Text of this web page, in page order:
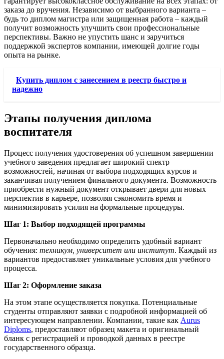
заказа до вручения. Независимо от выбранного варианта –
будь то диплом магистра или защищенная работа – каждый
получит возможность улучшить свои профессиональные
перспективы. Важно не упустить шанс и заручиться
поддержкой экспертов компании, имеющей долгие годы
опыта на рынке.
Купить диплом с занесением в реестр быстро и
надежно
Этапы получения диплома
воспитателя
Процесс получения удостоверения об успешном завершении
учебного заведения предлагает широкий спектр
возможностей, начиная от выбора подходящих курсов и
заканчивая получением финального документа. Возможность
приобрести нужный документ открывает двери для новых
перспектив в карьере, позволяя сэкономить время и
минимизировать усилия на формальные процедуры.
Шаг 1: Выбор подходящей программы
Первоначально необходимо определить удобный вариант
обучения: техникум, университет или институт. Каждый из
вариантов предоставляет уникальные условия для учебного
процесса.
Шаг 2: Оформление заказа
На этом этапе осуществляется покупка. Потенциальные
студенты отправляют заявки с подробной информацией об
интересующем направлении. Компании, такие как Aurus
Diploms, предоставляют образец макета и оригинальный
бланк с регистрацией и проводкой данных в реестре
государственного образца.